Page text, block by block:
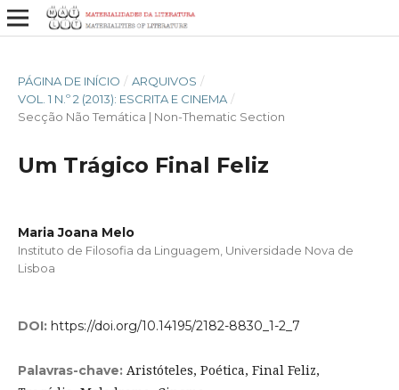
PÁGINA DE INÍCIO / ARQUIVOS /
VOL. 1 N.º 2 (2013): ESCRITA E CINEMA /
Secção Não Temática | Non-Thematic Section
Um Trágico Final Feliz
Maria Joana Melo
Instituto de Filosofia da Linguagem, Universidade Nova de
Lisboa
DOI: https://doi.org/10.14195/2182-8830_1-2_7
Palavras-chave: Aristóteles, Poética, Final Feliz,